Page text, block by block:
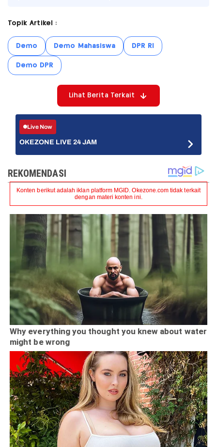
Topik Artikel :
Demo Demo Mahasiswa DPR RI
Demo DPR
Lihat Berita Terkait
Live Now
OKEZONE LIVE 24 JAM